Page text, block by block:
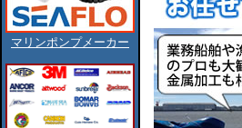
マリンポンプメーカー